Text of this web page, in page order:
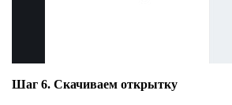
Шаг 6. Скачиваем открытку